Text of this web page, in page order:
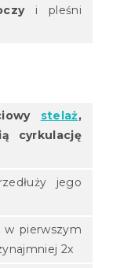
i pleśni
stelaż,
cyrkulację
jego
w pierwszym
2x